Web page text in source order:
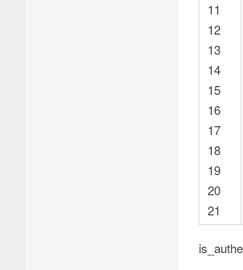
11
12
13
14
15
16
17
18
19
20
21